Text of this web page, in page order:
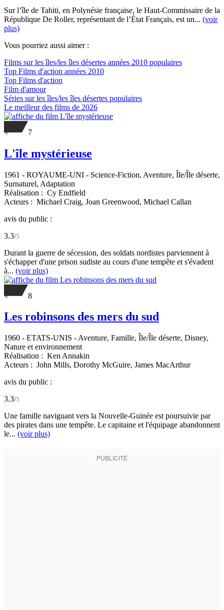
Sur l’île de Tahiti, en Polynésie française, le Haut-Commissaire de la
République De Roller, représentant de l’État Français, est un... (voir
plus)
Vous pourriez aussi aimer :
Films sur les îles/les îles désertes années 2010 populaires
Top Films d'action années 2010
Top Films d'action
Film d'amour
Séries sur les îles/les îles désertes populaires
Le meilleur des films de 2026
7
L'île mystérieuse
1961 - ROYAUME-UNI - Science-Fiction, Aventure, Île/Île déserte,
Surnaturel, Adaptation
Réalisation : Cy Endfield
Acteurs : Michael Craig, Joan Greenwood, Michael Callan
avis du public :
3.3/5
Durant la guerre de sécession, des soldats nordistes parviennent à
s'échapper d'une prison sudiste au cours d'une tempête et s'évadent
à... (voir plus)
8
Les robinsons des mers du sud
1960 - ETATS-UNIS - Aventure, Famille, Île/Île déserte, Disney,
Nature et environnement
Réalisation : Ken Annakin
Acteurs : John Mills, Dorothy McGuire, James MacArthur
avis du public :
3.3/5
Une famille naviguant vers la Nouvelle-Guinée est poursuivie par
des pirates dans une tempête. Le capitaine et l'équipage abandonnent
le... (voir plus)